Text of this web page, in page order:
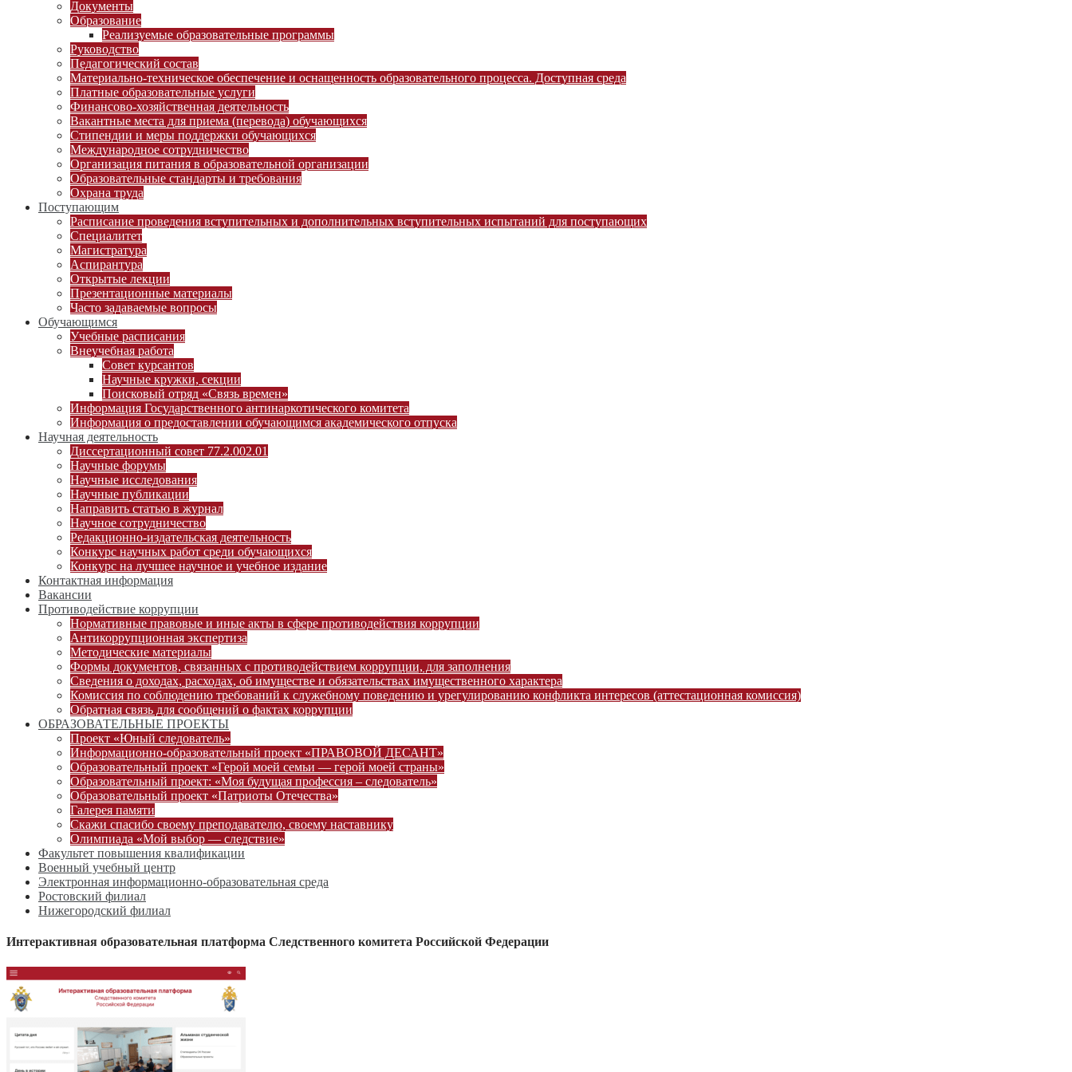
Документы
Образование
Реализуемые образовательные программы
Руководство
Педагогический состав
Материально-техническое обеспечение и оснащенность образовательного процесса. Доступная среда
Платные образовательные услуги
Финансово-хозяйственная деятельность
Вакантные места для приема (перевода) обучающихся
Стипендии и меры поддержки обучающихся
Международное сотрудничество
Организация питания в образовательной организации
Образовательные стандарты и требования
Охрана труда
Поступающим
Расписание проведения вступительных и дополнительных вступительных испытаний для поступающих
Специалитет
Магистратура
Аспирантура
Открытые лекции
Презентационные материалы
Часто задаваемые вопросы
Обучающимся
Учебные расписания
Внеучебная работа
Совет курсантов
Научные кружки, секции
Поисковый отряд «Связь времен»
Информация Государственного антинаркотического комитета
Информация о предоставлении обучающимся академического отпуска
Научная деятельность
Диссертационный совет 77.2.002.01
Научные форумы
Научные исследования
Научные публикации
Направить статью в журнал
Научное сотрудничество
Редакционно-издательская деятельность
Конкурс научных работ среди обучающихся
Конкурс на лучшее научное и учебное издание
Контактная информация
Вакансии
Противодействие коррупции
Нормативные правовые и иные акты в сфере противодействия коррупции
Антикоррупционная экспертиза
Методические материалы
Формы документов, связанных с противодействием коррупции, для заполнения
Сведения о доходах, расходах, об имуществе и обязательствах имущественного характера
Комиссия по соблюдению требований к служебному поведению и урегулированию конфликта интересов (аттестационная комиссия)
Обратная связь для сообщений о фактах коррупции
ОБРАЗОВАТЕЛЬНЫЕ ПРОЕКТЫ
Проект «Юный следователь»
Информационно-образовательный проект «ПРАВОВОЙ ДЕСАНТ»
Образовательный проект «Герой моей семьи — герой моей страны»
Образовательный проект: «Моя будущая профессия – следователь»
Образовательный проект «Патриоты Отечества»
Галерея памяти
Скажи спасибо своему преподавателю, своему наставнику
Олимпиада «Мой выбор — следствие»
Факультет повышения квалификации
Военный учебный центр
Электронная информационно-образовательная среда
Ростовский филиал
Нижегородский филиал
Интерактивная образовательная платформа Следственного комитета Российской Федерации